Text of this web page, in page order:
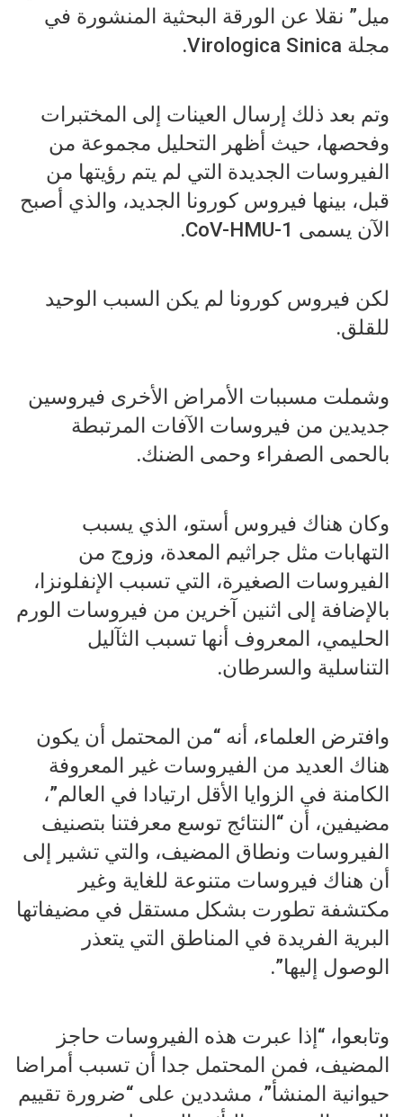
ميل” نقلا عن الورقة البحثية المنشورة في
مجلة Virologica Sinica.
وتم بعد ذلك إرسال العينات إلى المختبرات
وفحصها، حيث أظهر التحليل مجموعة من
الفيروسات الجديدة التي لم يتم رؤيتها من
قبل، بينها فيروس كورونا الجديد، والذي أصبح
الآن يسمى CoV-HMU-1.
لكن فيروس كورونا لم يكن السبب الوحيد
للقلق.
وشملت مسببات الأمراض الأخرى فيروسين
جديدين من فيروسات الآفات المرتبطة
بالحمى الصفراء وحمى الضنك.
وكان هناك فيروس أستو، الذي يسبب
التهابات مثل جراثيم المعدة، وزوج من
الفيروسات الصغيرة، التي تسبب الإنفلونزا،
بالإضافة إلى اثنين آخرين من فيروسات الورم
الحليمي، المعروف أنها تسبب الثآليل
التناسلية والسرطان.
وافترض العلماء، أنه “من المحتمل أن يكون
هناك العديد من الفيروسات غير المعروفة
الكامنة في الزوايا الأقل ارتيادا في العالم”،
مضيفين، أن “النتائج توسع معرفتنا بتصنيف
الفيروسات ونطاق المضيف، والتي تشير إلى
أن هناك فيروسات متنوعة للغاية وغير
مكتشفة تطورت بشكل مستقل في مضيفاتها
البرية الفريدة في المناطق التي يتعذر
الوصول إليها”.
وتابعوا، “إذا عبرت هذه الفيروسات حاجز
المضيف، فمن المحتمل جدا أن تسبب أمراضا
حيوانية المنشأ”، مشددين على “ضرورة تقييم